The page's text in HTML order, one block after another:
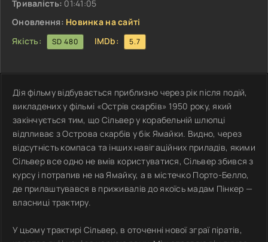
Тривалість: 01:41:05
Оновлення: Новинка на сайті
Якість:
SD 480 IMDb: 5.7
Дія фільму відбувається приблизно через рік після подій,
викладених у фільмі «Острів скарбів» 1950 року, який
закінчується тим, що Сільвер у корабельній шлюпці
відпливає з Острова скарбів у бік Ямайки. Видно, через
відсутність компаса та інших навігаційних приладів, якими
Сільвер все одно не вмів користуватися, Сільвер збився з
курсу і потрапив не на Ямайку, а в містечко Порто-Белло,
де прилаштувався в приживалів до якоїсь мадам Пінкер —
власниці трактиру.
У цьому трактирі Сільвер, в оточенні нової зграї піратів,